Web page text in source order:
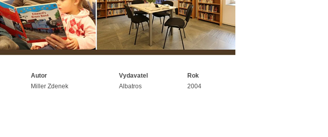
Autor Vydavatel
Rok
Miller Zdenek Albatros 2004